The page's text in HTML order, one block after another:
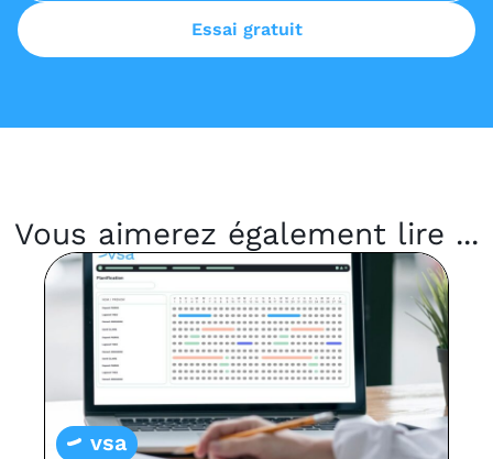
Essai gratuit
Vous aimerez également lire ...
vsa